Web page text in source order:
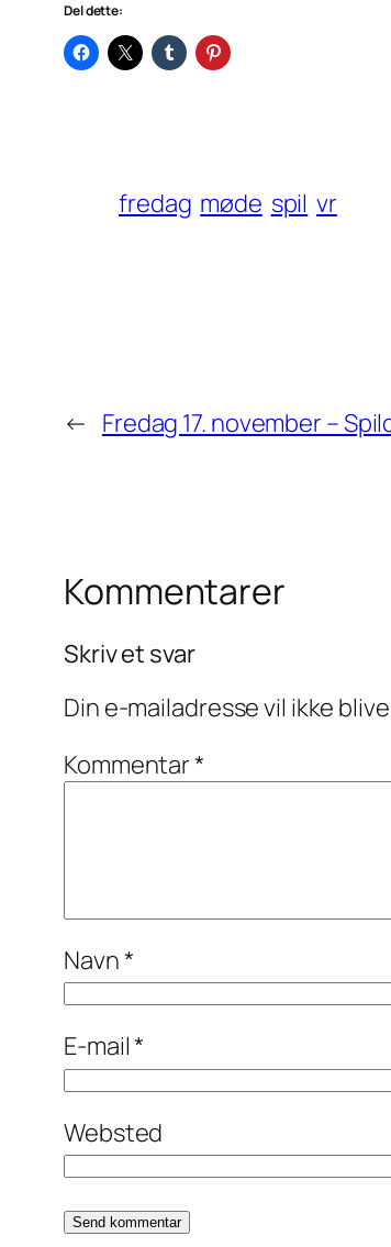
Del dette:
fredag møde spil vr
← Fredag 17. november –
Kommentarer
Skriv et svar
Din e-mailadresse vil ikke
Kommentar*
Navn*
E-mail*
Websted